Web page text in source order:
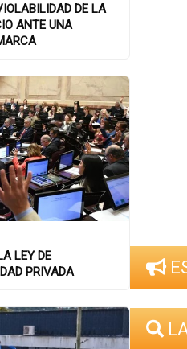
DE LA
ANTE UNA
LEY DE
PRIVADA